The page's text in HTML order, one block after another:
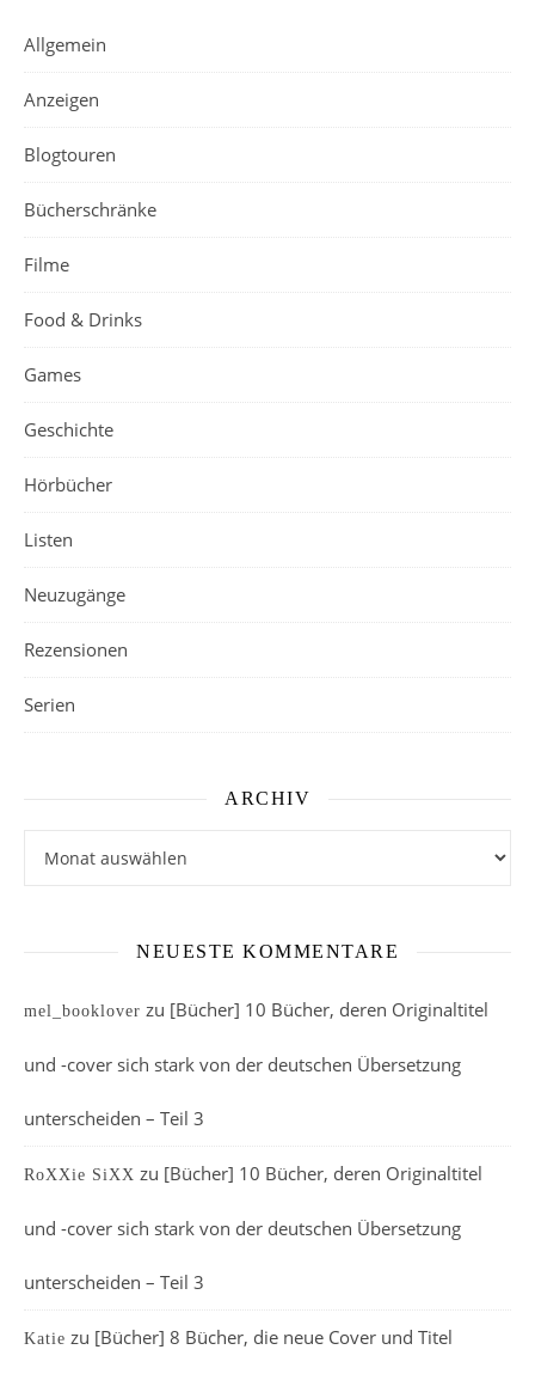
Allgemein
Anzeigen
Blogtouren
Bücherschränke
Filme
Food & Drinks
Games
Geschichte
Hörbücher
Listen
Neuzugänge
Rezensionen
Serien
ARCHIV
NEUESTE KOMMENTARE
mel_booklover zu [Bücher] 10 Bücher, deren Originaltitel
und -cover sich stark von der deutschen Übersetzung
unterscheiden – Teil 3
RoXXie SiXX zu [Bücher] 10 Bücher, deren Originaltitel
und -cover sich stark von der deutschen Übersetzung
unterscheiden – Teil 3
Katie zu [Bücher] 8 Bücher, die neue Cover und Titel